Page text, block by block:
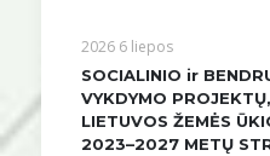
2026 6 liepos
SOCIALINIO ir
VYKDYMO
LIETUVOS ŽEMĖS
2023–2027 METŲ